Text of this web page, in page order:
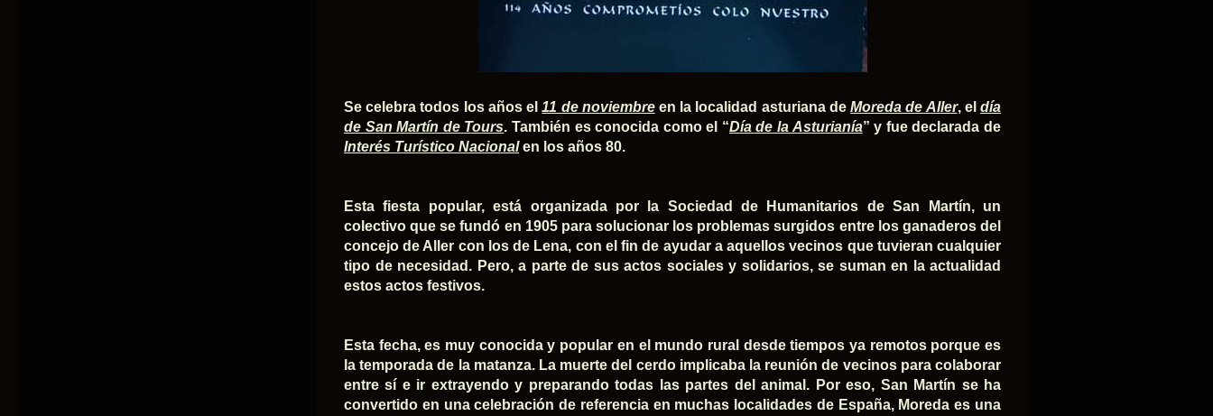
Se celebra todos los años el11 de noviembreen la localidad asturiana deMoreda de Aller, eldía
de San Martín de Tours. También es conocida como el “Día de la Asturianía” y fue declarada de
Interés Turístico Nacionalen los años 80.
Esta fiesta popular, está organizada por la Sociedad de Humanitarios de San Martín, un
colectivo que se fundó en 1905 para solucionar los problemas surgidos entre los ganaderos del
concejo de Aller con los de Lena, con el fin de ayudar a aquellos vecinos que tuvieran cualquier
tipo de necesidad. Pero, a parte de sus actos sociales y solidarios, se suman en la actualidad
estos actos festivos.
Esta fecha, es muy conocida y popular en el mundo rural desde tiempos ya remotos porque es
la temporada de la matanza. La muerte del cerdo implicaba la reunión de vecinos para colaborar
entre sí e ir extrayendo y preparando todas las partes del animal. Por eso, San Martín se ha
convertido en una celebración de referencia en muchas localidades de España, Moreda es una